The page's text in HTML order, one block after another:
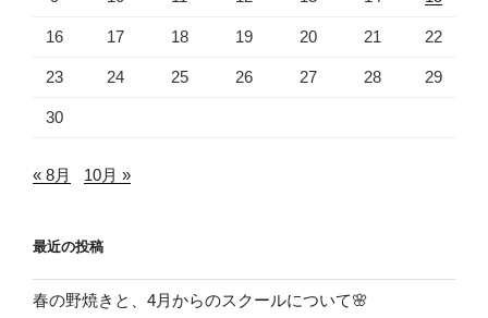
16 17 18 19 20 21 22
23 24 25 26 27 28 29
30
« 8月 10月 »
最近の投稿
春の野焼きと、4月からのスクールについて🌸